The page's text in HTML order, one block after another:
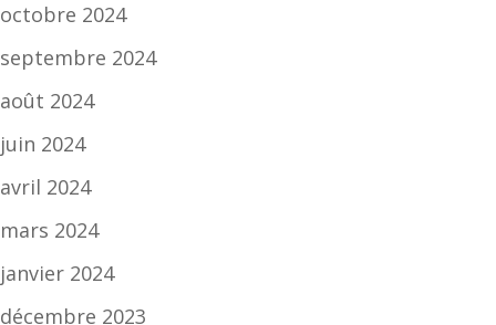
octobre 2024
septembre 2024
août 2024
juin 2024
avril 2024
mars 2024
janvier 2024
décembre 2023